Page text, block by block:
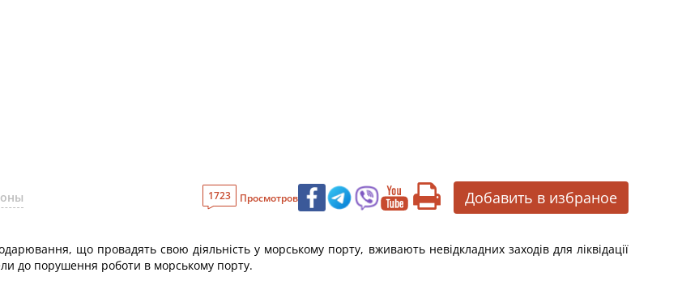
1723 Просмотров Добавить в избраное
що провадять свою діяльність у морському порту, вживають невідкладних заходів для ліквідації
до порушення роботи в морському порту.